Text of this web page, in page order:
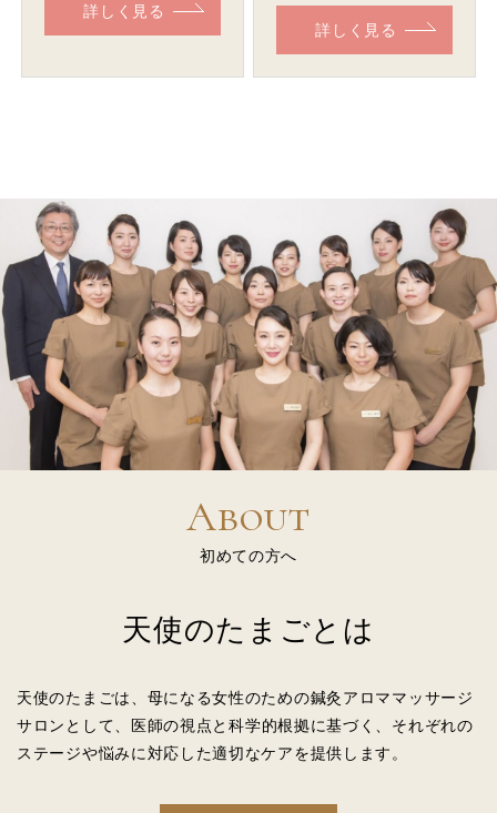
詳しく見る
詳しく見る
About
初めての方へ
天使のたまごとは
天使のたまごは、母になる女性のための鍼灸アロママッサージ
サロンとして、
医師の視点と科学的根拠に基づく、 それぞれの
ステージや悩みに対応した適切なケアを提供します。